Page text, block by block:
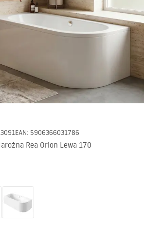
EAN: 5906366031786
Rea Orion Lewa 170